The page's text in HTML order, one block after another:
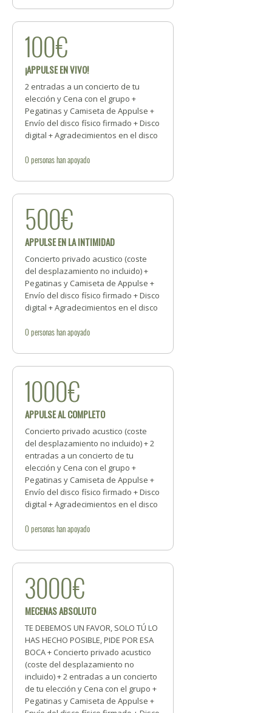
100€
¡APPULSE EN VIVO!
2 entradas a un concierto de tu
elección y Cena con el grupo +
Pegatinas y Camiseta de Appulse +
Envío del disco físico firmado + Disco
digital + Agradecimientos en el disco
0 personashan apoyado
500€
APPULSE EN LA INTIMIDAD
Concierto privado acustico (coste
del desplazamiento no incluido) +
Pegatinas y Camiseta de Appulse +
Envío del disco físico firmado + Disco
digital + Agradecimientos en el disco
0 personashan apoyado
1000€
APPULSE AL COMPLETO
Concierto privado acustico (coste
del desplazamiento no incluido) + 2
entradas a un concierto de tu
elección y Cena con el grupo +
Pegatinas y Camiseta de Appulse +
Envío del disco físico firmado + Disco
digital + Agradecimientos en el disco
0 personashan apoyado
3000€
MECENAS ABSOLUTO
TE DEBEMOS UN FAVOR, SOLO TÚ LO
HAS HECHO POSIBLE, PIDE POR ESA
BOCA + Concierto privado acustico
(coste del desplazamiento no
incluido) + 2 entradas a un concierto
de tu elección y Cena con el grupo +
Pegatinas y Camiseta de Appulse +